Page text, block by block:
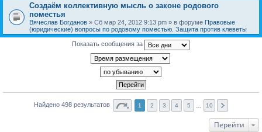
Создаём коллективную мысль о законе родового
поместья
Вячеслав Богданов » Сб мар 24, 2012 9:13 pm » в форуме Правовые
(юридические) вопросы по родовому поместью. Защита против клеветы
Показать сообщения за
Найдено 498 результатов 1 2 3 4 5 10
Перейти